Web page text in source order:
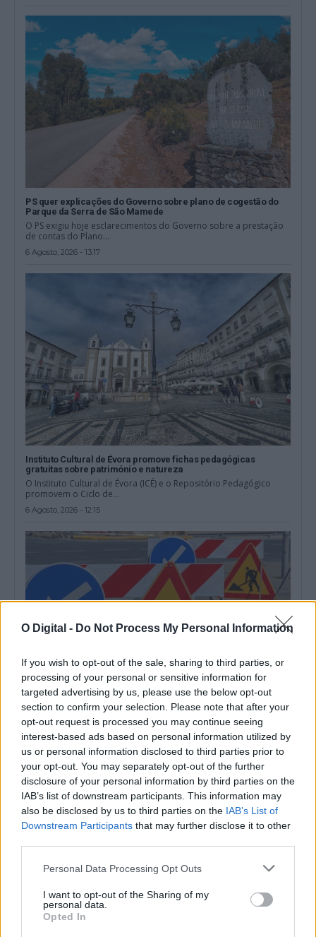
O Digital - Do Not Process My Personal Information
If you wish to opt-out of the sale, sharing to third parties, or
processing of your personal or sensitive information for
targeted advertising by us, please use the below opt-out
section to confirm your selection. Please note that after your
opt-out request is processed you may continue seeing
interest-based ads based on personal information utilized by
us or personal information disclosed to third parties prior to
your opt-out. You may separately opt-out of the further
disclosure of your personal information by third parties on the
IAB’s list of downstream participants. This information may
also be disclosed by us to third parties on the IAB’s List of
Downstream Participants that may further disclose it to other
Personal Data Processing Opt Outs
I want to opt-out of the Sharing of my
personal data.
Opted In
PS quer explicações do Governo sobre plano de cogestão do
Parque da Serra de São Mamede
O PS exigiu hoje esclarecimentos do Governo sobre a prestação
de contas do Plano...
6 Agosto, 2026 - 13:17
Instituto Cultural de Évora promove fichas pedagógicas
gratuitas sobre património e natureza
O Instituto Cultural de Évora (ICÉ) e o Repositório Pedagógico
promovem o Ciclo de...
6 Agosto, 2026 - 12:15
As estradas de Portalegre onde o mau tempo derrubou muros
vão ser intervencionadas
O Município de Portalegre abriu um concurso público, com um
preço base de 103.593,89...
6 Agosto, 2026 - 11:54